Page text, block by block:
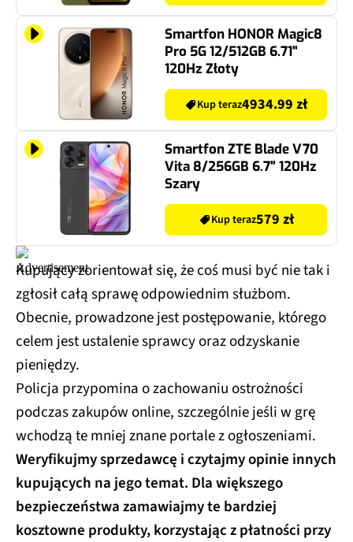
Smartfon HONOR Magic8
Pro 5G 12/512GB 6.71"
120Hz Złoty
Kup teraz4934.99 zł
Smartfon ZTE Blade V70
Vita 8/256GB 6.7" 120Hz
Szary
Kup teraz579 zł
Kupujący zorientował się, że coś musi być nie tak i
zgłosił całą sprawę odpowiednim służbom.
Obecnie, prowadzone jest postępowanie, którego
celem jest ustalenie sprawcy oraz odzyskanie
pieniędzy.
Policja przypomina o zachowaniu ostrożności
podczas zakupów online, szczególnie jeśli w grę
wchodzą te mniej znane portale z ogłoszeniami.
Weryfikujmy sprzedawcę i czytajmy opinie innych
kupujących na jego temat. Dla większego
bezpieczeństwa zamawiajmy te bardziej
kosztowne produkty, korzystając z płatności przy